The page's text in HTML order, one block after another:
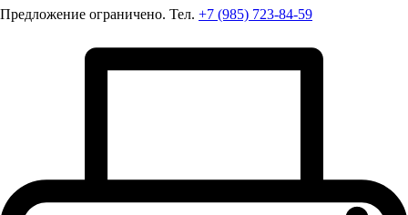
Предложение ограничено. Тел. +7 (985) 723-84-59